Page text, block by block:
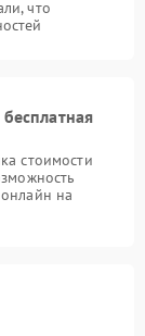
что
стоимости
на